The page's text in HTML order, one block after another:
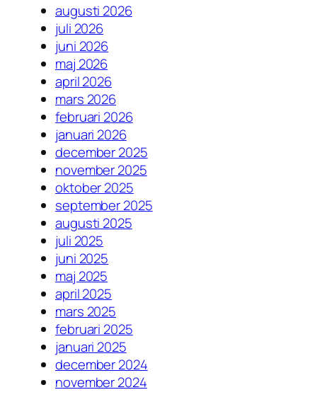
augusti 2026
juli 2026
juni 2026
maj 2026
april 2026
mars 2026
februari 2026
januari 2026
december 2025
november 2025
oktober 2025
september 2025
augusti 2025
juli 2025
juni 2025
maj 2025
april 2025
mars 2025
februari 2025
januari 2025
december 2024
november 2024